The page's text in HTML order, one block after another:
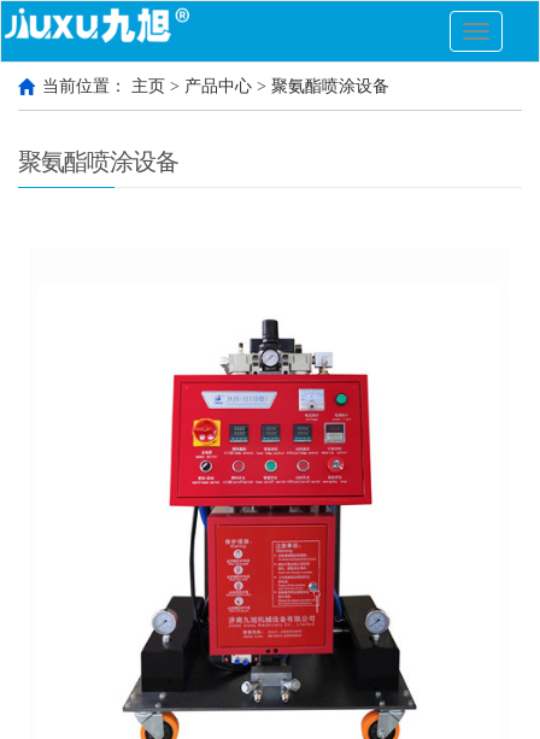
切
换
航
当前位置： 主页 > 产品中心 > 聚氨酯喷涂设备
聚氨酯喷涂设备